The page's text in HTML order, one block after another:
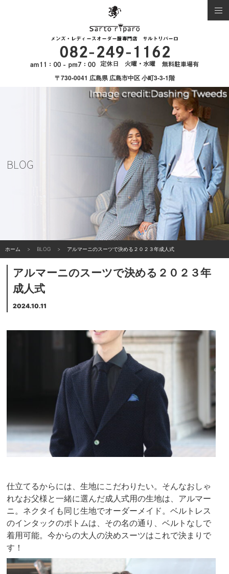
〒730-0041 広島県 広島市中区 小町3-3-1階
BLOG
ホーム BLOG アルマーニのスーツで決める２０２３年成人式
アルマーニのスーツで決める２０２３年
成人式
2024.10.11
仕立てるからには、生地にこだわりたい。そんなおしゃ
れなお父様と一緒に選んだ成人式用の生地は、アルマー
ニ。ネクタイも同じ生地でオーダーメイド。ベルトレス
のインタックのボトムは、その名の通り、ベルトなしで
着用可能。今からの大人の決めスーツはこれで決まりで
す！